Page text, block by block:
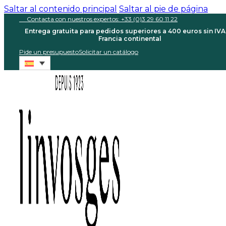
Saltar al contenido principal Saltar al pie de página
Contacta con nuestros expertos: +33 (0)3 29 60 11 22
Entrega gratuita para pedidos superiores a 400 euros sin IVA
Francia continental
Pide un presupuestoSolicitar un catálogo